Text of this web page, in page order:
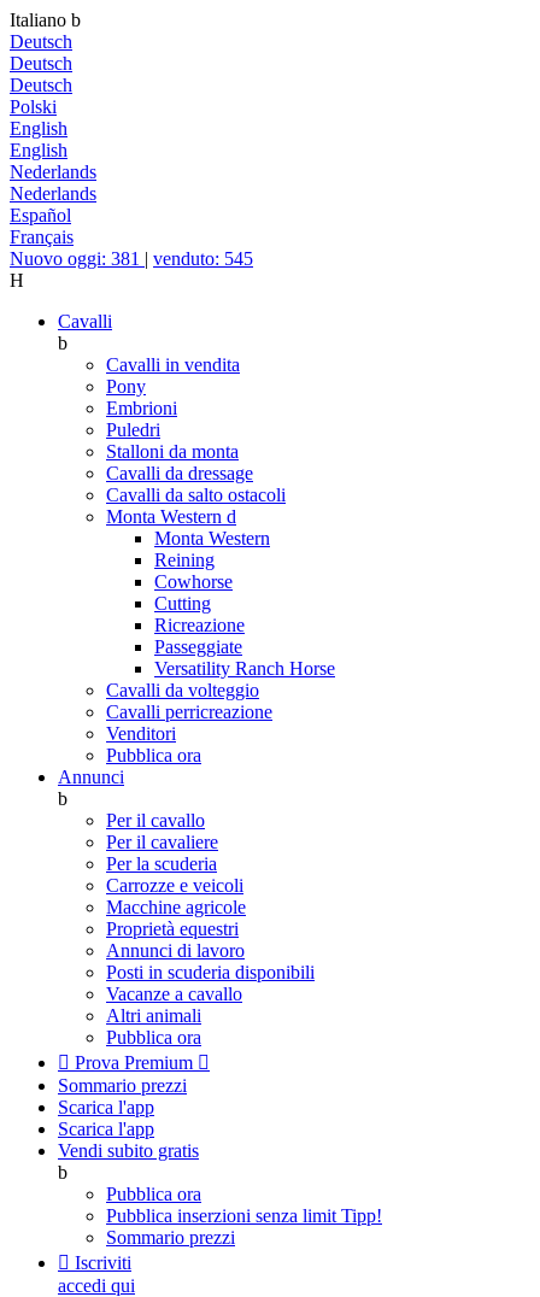
Italiano b
Deutsch
Deutsch
Deutsch
Polski
English
English
Nederlands
Nederlands
Español
Français
Nuovo oggi: 381 | venduto: 545
H
Cavalli
b
Cavalli in vendita
Pony
Embrioni
Puledri
Stalloni da monta
Cavalli da dressage
Cavalli da salto ostacoli
Monta Western d
Monta Western
Reining
Cowhorse
Cutting
Ricreazione
Passeggiate
Versatility Ranch Horse
Cavalli da volteggio
Cavalli perricreazione
Venditori
Pubblica ora
Annunci
b
Per il cavallo
Per il cavaliere
Per la scuderia
Carrozze e veicoli
Macchine agricole
Proprietà equestri
Annunci di lavoro
Posti in scuderia disponibili
Vacanze a cavallo
Altri animali
Pubblica ora
 Prova Premium 
Sommario prezzi
Scarica l'app
Scarica l'app
Vendi subito gratis
b
Pubblica ora
Pubblica inserzioni senza limit Tipp!
Sommario prezzi
 Iscriviti
accedi qui